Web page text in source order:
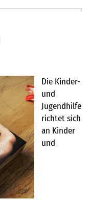
Die Kinder-
und
Jugendhilfe
richtet sich
an Kinder
und